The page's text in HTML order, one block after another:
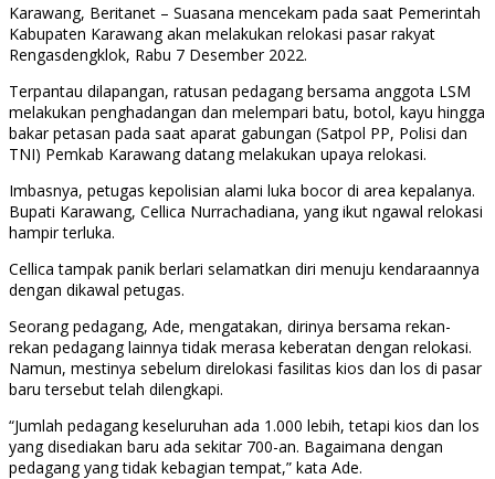
Karawang, Beritanet – Suasana mencekam pada saat Pemerintah
Kabupaten Karawang akan melakukan relokasi pasar rakyat
Rengasdengklok, Rabu 7 Desember 2022.
Terpantau dilapangan, ratusan pedagang bersama anggota LSM
melakukan penghadangan dan melempari batu, botol, kayu hingga
bakar petasan pada saat aparat gabungan (Satpol PP, Polisi dan
TNI) Pemkab Karawang datang melakukan upaya relokasi.
Imbasnya, petugas kepolisian alami luka bocor di area kepalanya.
Bupati Karawang, Cellica Nurrachadiana, yang ikut ngawal relokasi
hampir terluka.
Cellica tampak panik berlari selamatkan diri menuju kendaraannya
dengan dikawal petugas.
Seorang pedagang, Ade, mengatakan, dirinya bersama rekan-
rekan pedagang lainnya tidak merasa keberatan dengan relokasi.
Namun, mestinya sebelum direlokasi fasilitas kios dan los di pasar
baru tersebut telah dilengkapi.
“Jumlah pedagang keseluruhan ada 1.000 lebih, tetapi kios dan los
yang disediakan baru ada sekitar 700-an. Bagaimana dengan
pedagang yang tidak kebagian tempat,” kata Ade.